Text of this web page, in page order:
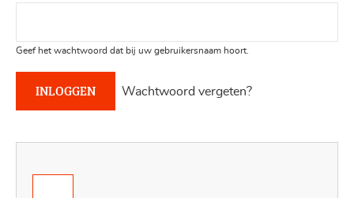
Geef het wachtwoord dat bij uw gebruikersnaam hoort.
Wachtwoord vergeten?